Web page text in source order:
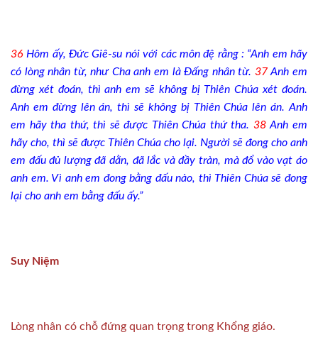
36 Hôm ấy, Đức Giê-su nói với các môn đệ rằng : “Anh em hãy
có lòng nhân từ, như Cha anh em là Đấng nhân từ. 37Anh em
đừng xét đoán, thì anh em sẽ không bị Thiên Chúa xét đoán.
Anh em đừng lên án, thì sẽ không bị Thiên Chúa lên án. Anh
em hãy tha thứ, thì sẽ được Thiên Chúa thứ tha. 38Anh em
hãy cho, thì sẽ được Thiên Chúa cho lại. Người sẽ đong cho anh
em đấu đủ lượng đã dằn, đã lắc và đầy tràn, mà đổ vào vạt áo
anh em. Vì anh em đong bằng đấu nào, thì Thiên Chúa sẽ đong
lại cho anh em bằng đấu ấy.”
Suy Niệm
Lòng nhân có chỗ đứng quan trọng trong Khổng giáo.